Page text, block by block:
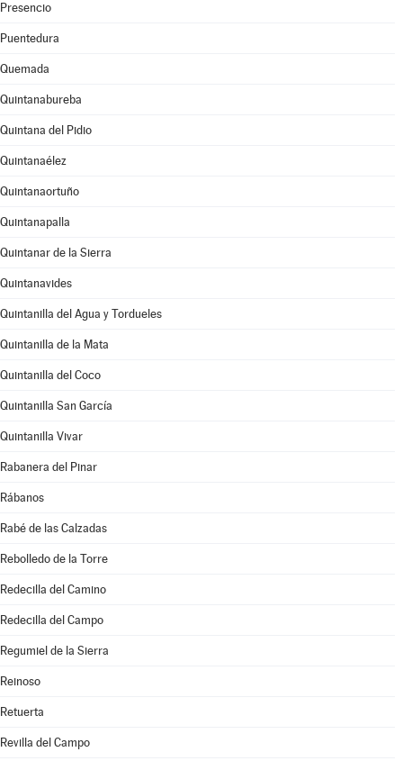
Presencio
Puentedura
Quemada
Quintanabureba
Quintana del Pidio
Quintanaélez
Quintanaortuño
Quintanapalla
Quintanar de la Sierra
Quintanavides
Quintanilla del Agua y Tordueles
Quintanilla de la Mata
Quintanilla del Coco
Quintanilla San García
Quintanilla Vivar
Rabanera del Pinar
Rábanos
Rabé de las Calzadas
Rebolledo de la Torre
Redecilla del Camino
Redecilla del Campo
Regumiel de la Sierra
Reinoso
Retuerta
Revilla del Campo